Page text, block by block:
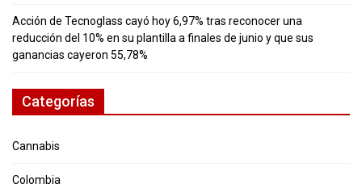
Acción de Tecnoglass cayó hoy 6,97% tras reconocer una
reducción del 10% en su plantilla a finales de junio y que sus
ganancias cayeron 55,78%
Categorías
Cannabis
Colombia